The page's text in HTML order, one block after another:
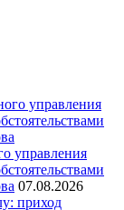
управления
07.08.2026